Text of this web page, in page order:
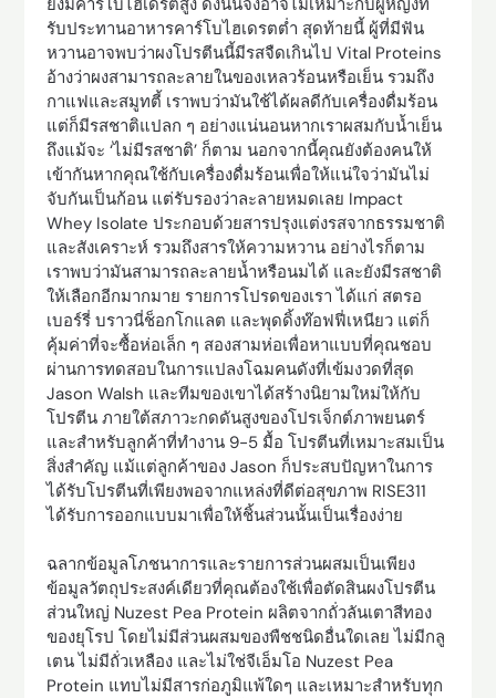
รับประทานอาหารคาร์โบไฮเดรตต่ำ สุดท้ายนี้ ผู้ที่มีฟัน
หวานอาจพบว่าผงโปรตีนนี้มีรสจืดเกินไป Vital Proteins
อ้างว่าผงสามารถละลายในของเหลวร้อนหรือเย็น รวมถึง
กาแฟและสมูทตี้ เราพบว่ามันใช้ได้ผลดีกับเครื่องดื่มร้อน
แต่ก็มีรสชาติแปลก ๆ อย่างแน่นอนหากเราผสมกับน้ำเย็น
ถึงแม้จะ ‘ไม่มีรสชาติ’ ก็ตาม นอกจากนี้คุณยังต้องคนให้
เข้ากันหากคุณใช้กับเครื่องดื่มร้อนเพื่อให้แน่ใจว่ามันไม่
จับกันเป็นก้อน แต่รับรองว่าละลายหมดเลย Impact
Whey Isolate ประกอบด้วยสารปรุงแต่งรสจากธรรมชาติ
และสังเคราะห์ รวมถึงสารให้ความหวาน อย่างไรก็ตาม
เราพบว่ามันสามารถละลายน้ำหรือนมได้ และยังมีรสชาติ
ให้เลือกอีกมากมาย รายการโปรดของเรา ได้แก่ สตรอ
เบอร์รี่ บราวนี่ช็อกโกแลต และพุดดิ้งท๊อฟฟี่เหนียว แต่ก็
คุ้มค่าที่จะซื้อห่อเล็ก ๆ สองสามห่อเพื่อหาแบบที่คุณชอบ
ผ่านการทดสอบในการแปลงโฉมคนดังที่เข้มงวดที่สุด
Jason Walsh และทีมของเขาได้สร้างนิยามใหม่ให้กับ
โปรตีน ภายใต้สภาวะกดดันสูงของโปรเจ็กต์ภาพยนตร์
และสำหรับลูกค้าที่ทำงาน 9-5 มื้อ โปรตีนที่เหมาะสมเป็น
สิ่งสำคัญ แม้แต่ลูกค้าของ Jason ก็ประสบปัญหาในการ
ได้รับโปรตีนที่เพียงพอจากแหล่งที่ดีต่อสุขภาพ RISE311
ได้รับการออกแบบมาเพื่อให้ชิ้นส่วนนั้นเป็นเรื่องง่าย
ฉลากข้อมูลโภชนาการและรายการส่วนผสมเป็นเพียง
ข้อมูลวัตถุประสงค์เดียวที่คุณต้องใช้เพื่อตัดสินผงโปรตีน
ส่วนใหญ่ Nuzest Pea Protein ผลิตจากถั่วลันเตาสีทอง
ของยุโรป โดยไม่มีส่วนผสมของพืชชนิดอื่นใดเลย ไม่มีกลู
เตน ไม่มีถั่วเหลือง และไม่ใช่จีเอ็มโอ Nuzest Pea
Protein แทบไม่มีสารก่อภูมิแพ้ใดๆ และเหมาะสำหรับทุก